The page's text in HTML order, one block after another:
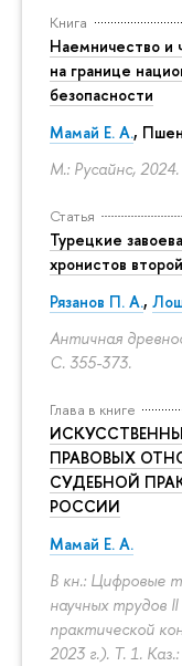
Книга
Наемничество и
на границе
безопасности
Мамай Е. А.,
М.: Русайнс, 2024.
Статья
Турецкие
хронистов
Рязанов П. А.,
Античная
С. 355-373.
Глава в книге
ПРАВОВЫХ
СУДЕБНОЙ
РОССИИ
Мамай Е. А.
В кн.: Цифровые
научных трудов
практической
2023 г.). Т. 1.